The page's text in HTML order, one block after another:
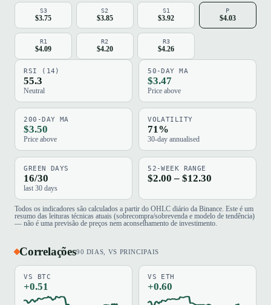
S3
$3.75
S2
$3.85
S1
$3.92
P
$4.03
R1
$4.09
R2
$4.20
R3
$4.26
RSI (14)
55.3
Neutral
50-DAY MA
$3.47
Price above
200-DAY MA
$3.50
Price above
VOLATILITY
71%
30-day annualised
GREEN DAYS
16/30
last 30 days
52-WEEK RANGE
$2.00 – $12.30
Todos os indicadores são calculados a partir do OHLC diário da Binance. Este é um
resumo das leituras técnicas atuais (sobrecompra/sobrevenda e modelo de tendência)
— não é uma previsão de preços nem aconselhamento de investimento.
Correlações90 DIAS, VS PRINCIPAIS
VS BTC
+0.51
VS ETH
+0.60